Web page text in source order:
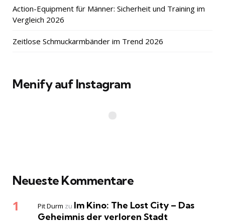
Action-Equipment für Männer: Sicherheit und Training im
Vergleich 2026
Zeitlose Schmuckarmbänder im Trend 2026
Menify auf Instagram
Neueste Kommentare
Pit Durm zu Im Kino: The Lost City – Das
Geheimnis der verloren Stadt